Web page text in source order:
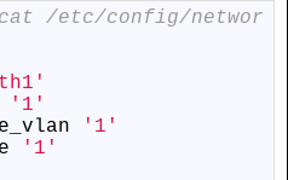
/etc/config/networ
'1'
'1'
'1'